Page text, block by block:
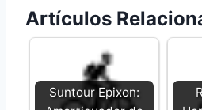
Artículos
Suntour Epixon: